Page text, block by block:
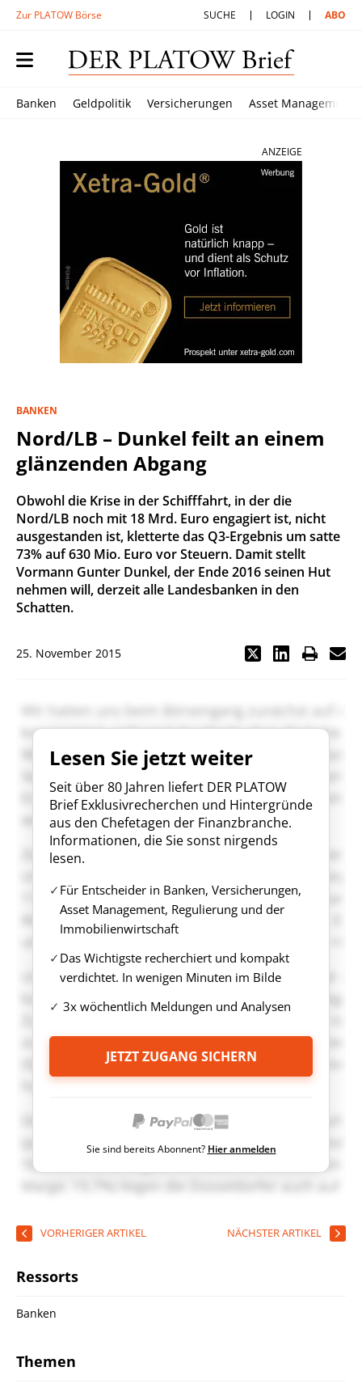
Zur PLATOW Börse SUCHE LOGIN ABO
Banken Geldpolitik Versicherungen Asset Management
ANZEIGE
BANKEN
Nord/LB – Dunkel feilt an einem
glänzenden Abgang
Obwohl die Krise in der Schifffahrt, in der die
Nord/LB noch mit 18 Mrd. Euro engagiert ist, nicht
ausgestanden ist, kletterte das Q3-Ergebnis um satte
73% auf 630 Mio. Euro vor Steuern. Damit stellt
Vormann Gunter Dunkel, der Ende 2016 seinen Hut
nehmen will, derzeit alle Landesbanken in den
Schatten.
25. November 2015
Lesen Sie jetzt weiter
Seit über 80 Jahren liefert DER PLATOW
Brief Exklusivrecherchen und Hintergründe
aus den Chefetagen der Finanzbranche.
Informationen, die Sie sonst nirgends
lesen.
Für Entscheider in Banken, Versicherungen,
Asset Management, Regulierung und der
Immobilienwirtschaft
Das Wichtigste recherchiert und kompakt
verdichtet. In wenigen Minuten im Bilde
3x wöchentlich Meldungen und Analysen
JETZT ZUGANG SICHERN
Sie sind bereits Abonnent? Hier anmelden
VORHERIGER ARTIKEL NÄCHSTER ARTIKEL
Ressorts
Banken
Themen